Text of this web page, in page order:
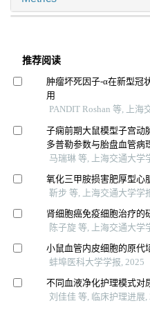
推荐阅读
肿瘤坏死因子-α在新型冠
用
PANDIT Roshan 等, 上海
子痫前期大鼠模型子宫动
多普勒参数与胎盘血管病
马瑞琳 等, 上海交通大学
氧化三甲胺损害肥厚型心
靳步 等, 上海交通大学学
肾细胞癌免疫细胞治疗的
陈子旋 等, 上海交通大学
小鼠血管内皮细胞的原代
蚌埠医科大学学报, 2025
不同血液净化护理模式对
刘佳佳 等, 临床护理进展,